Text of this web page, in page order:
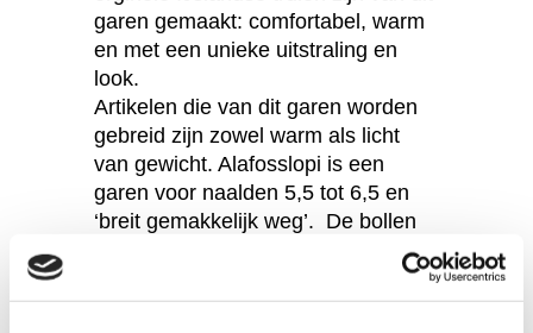
garen gemaakt: comfortabel, warm
en met een unieke uitstraling en
look.
Artikelen die van dit garen worden
gebreid zijn zowel warm als licht
van gewicht. Alafosslopi is een
garen voor naalden 5,5 tot 6,5 en
‘breit gemakkelijk weg’. De bollen
hebben een gewicht van 100 gram,
er zit 100 meter garen op een bol.